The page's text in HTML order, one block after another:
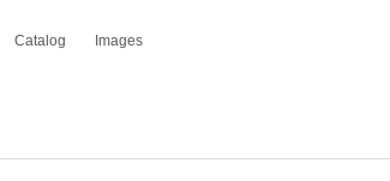
Catalog Images